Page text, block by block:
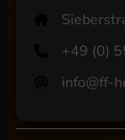
+49 (0)
info@ff-